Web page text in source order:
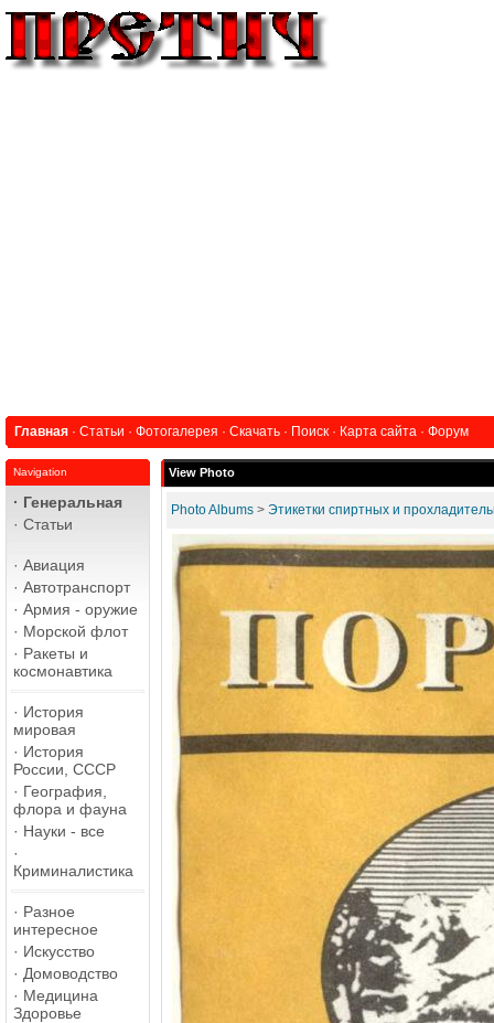
Главная · Статьи · Фотогалерея · Скачать · Поиск · Карта сайта · Форум
Navigation
· Генеральная
· Статьи
· Авиация
· Автотранспорт
· Армия - оружие
· Морской флот
· Ракеты и
космонавтика
· История
мировая
· История
России, СССР
· География,
флора и фауна
· Науки - все
·
Криминалистика
· Разное
интересное
· Искусство
· Домоводство
· Медицина
Здоровье
View Photo
Photo Albums > Этикетки спиртных и